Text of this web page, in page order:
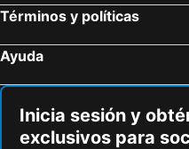
Términos y políticas
Ayuda
Inicia sesión y
exclusivos para